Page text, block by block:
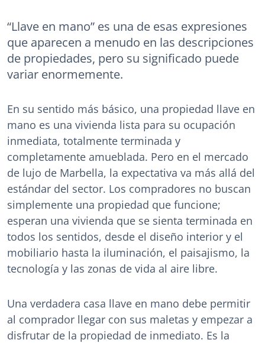
“Llave en mano” es una de esas expresiones
que aparecen a menudo en las descripciones
de propiedades, pero su significado puede
variar enormemente.
En su sentido más básico, una propiedad llave en
mano es una vivienda lista para su ocupación
inmediata, totalmente terminada y
completamente amueblada. Pero en el mercado
de lujo de Marbella, la expectativa va más allá del
estándar del sector. Los compradores no buscan
simplemente una propiedad que funcione;
esperan una vivienda que se sienta terminada en
todos los sentidos, desde el diseño interior y el
mobiliario hasta la iluminación, el paisajismo, la
tecnología y las zonas de vida al aire libre.
Una verdadera casa llave en mano debe permitir
al comprador llegar con sus maletas y empezar a
disfrutar de la propiedad de inmediato. Es la